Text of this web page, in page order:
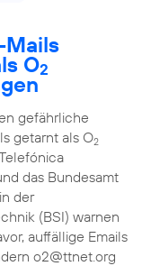
Mails
O2
gefährliche
getarnt als O2
das Bundesamt
der
(BSI) warnen
auffällige Emails
o2@ttnet.org